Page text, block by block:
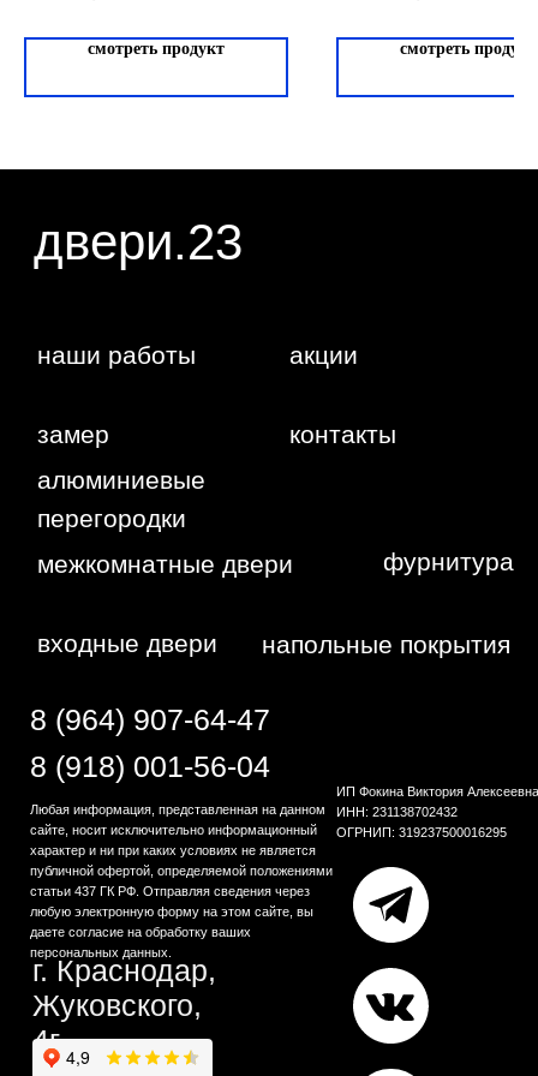
смотреть продукт смотреть продукт
Жуковского,
Политика
конфиденциальности
WA
любую электронную форму на этом сайте, вы
даете согласие на обработку ваших